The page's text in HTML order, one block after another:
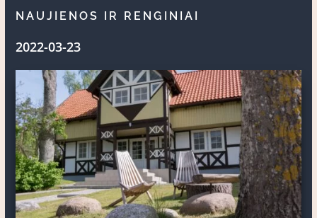
NAUJIENOS IR RENGINIAI
2022-03-23